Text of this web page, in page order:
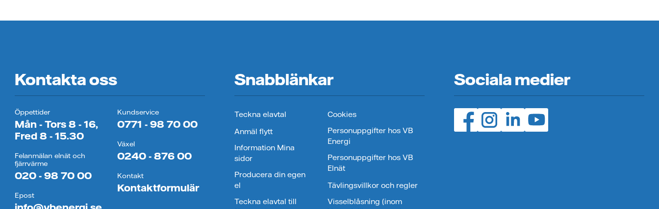
Kontakta oss
Öppettider
Mån - Tors 8 - 16,
Fred 8 - 15.30
Felanmälan elnät och
fjärrvärme
020 - 98 70 00
Epost
Kundservice
0771 - 98 70 00
Växel
0240 - 876 00
Kontakt
Kontaktformulär
Snabblänkar
Teckna elavtal
Anmäl flytt
Information Mina
sidor
Producera din egen
el
Teckna elavtal till
Cookies
Personuppgifter hos VB
Energi
Personuppgifter hos VB
Elnät
Tävlingsvillkor och regler
Visselblåsning (inom
Sociala medier
Facebook (öppnas i ny flik)
Instagram (öppnas i ny flik)
LinedIn (öppnas i ny flik)